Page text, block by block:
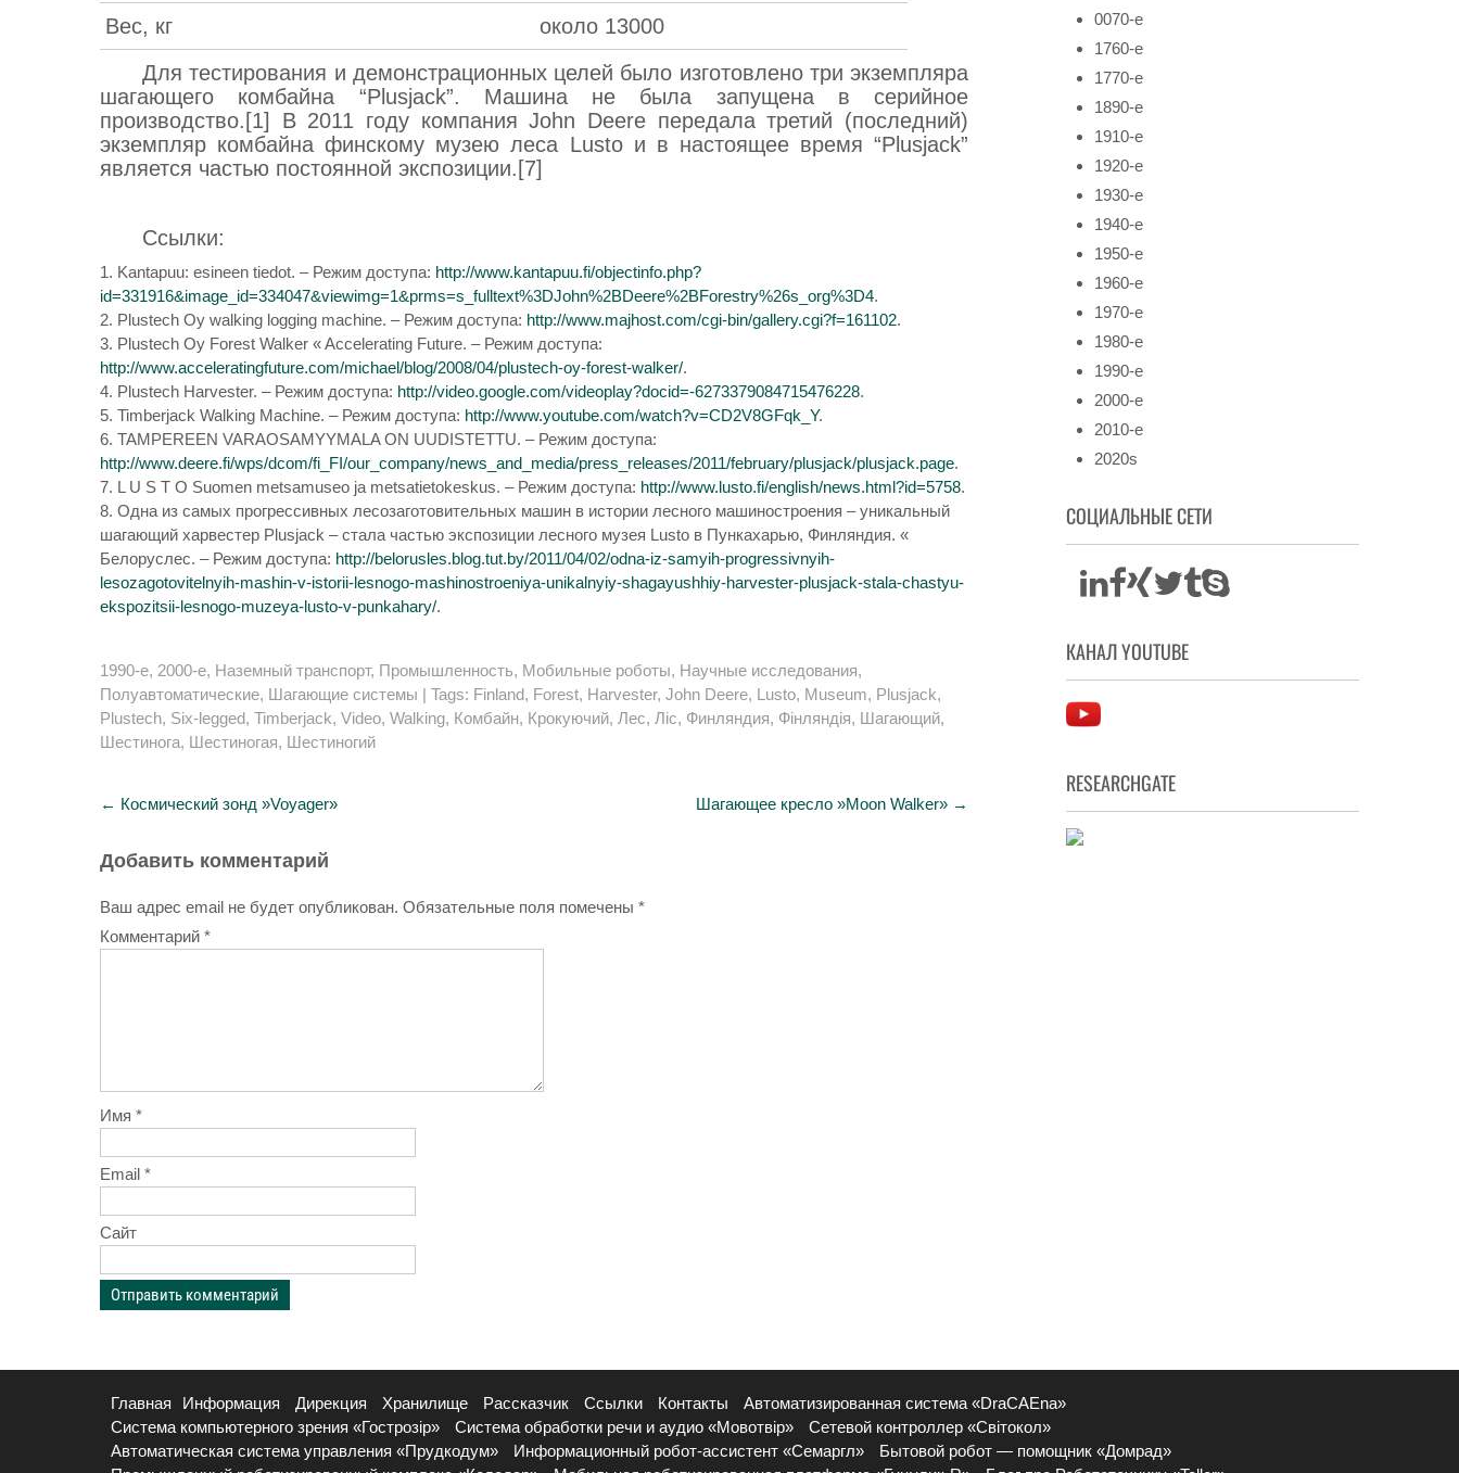
Вес, кг
около 13000
Для тестирования и демонстрационных целей было изготовлено три экземпляра
шагающего комбайна “Plusjack”. Машина не была запущена в серийное
производство.[1] В 2011 году компания John Deere передала третий (последний)
экземпляр комбайна финскому музею леса Lusto и в настоящее время “Plusjack”
является частью постоянной экспозиции.[7]
Ссылки:
1. Kantapuu: esineen tiedot. – Режим доступа: http://www.kantapuu.fi/objectinfo.php?
id=331916&image_id=334047&viewimg=1&prms=s_fulltext%3DJohn%2BDeere%2BForestry%26s_org%3D4.
2. Plustech Oy walking logging machine. – Режим доступа: http://www.majhost.com/cgi-bin/gallery.cgi?f=161102.
3. Plustech Oy Forest Walker « Accelerating Future. – Режим доступа:
http://www.acceleratingfuture.com/michael/blog/2008/04/plustech-oy-forest-walker/.
4. Plustech Harvester. – Режим доступа: http://video.google.com/videoplay?docid=-6273379084715476228.
5. Timberjack Walking Machine. – Режим доступа: http://www.youtube.com/watch?v=CD2V8GFqk_Y.
6. TAMPEREEN VARAOSAMYYMALA ON UUDISTETTU. – Режим доступа:
http://www.deere.fi/wps/dcom/fi_FI/our_company/news_and_media/press_releases/2011/february/plusjack/plusjack.page.
7. L U S T O Suomen metsamuseo ja metsatietokeskus. – Режим доступа: http://www.lusto.fi/english/news.html?id=5758.
8. Одна из самых прогрессивных лесозаготовительных машин в истории лесного машиностроения – уникальный
шагающий харвестер Plusjack – стала частью экспозиции лесного музея Lusto в Пункахарью, Финляндия. «
Белоруслес. – Режим доступа: http://belorusles.blog.tut.by/2011/04/02/odna-iz-samyih-progressivnyih-
lesozagotovitelnyih-mashin-v-istorii-lesnogo-mashinostroeniya-unikalnyiy-shagayushhiy-harvester-plusjack-stala-chastyu-
ekspozitsii-lesnogo-muzeya-lusto-v-punkahary/.
1990-е, 2000-е, Наземный транспорт, Промышленность, Мобильные роботы, Научные исследования,
Полуавтоматические, Шагающие системы | Tags: Finland, Forest, Harvester, John Deere, Lusto, Museum, Plusjack,
Plustech, Six-legged, Timberjack, Video, Walking, Комбайн, Крокуючий, Лес, Ліс, Финляндия, Фінляндія, Шагающий,
Шестинога, Шестиногая, Шестиногий
Post
navigation
← Космический зонд »Voyager» Шагающее кресло »Moon Walker» →
Добавить комментарий
Ваш адрес email не будет опубликован. Обязательные поля помечены *
Комментарий *
Имя *
Email *
Сайт
0070-е
1760-е
1770-е
1890-е
1910-е
1920-е
1930-е
1940-е
1950-е
1960-е
1970-е
1980-е
1990-е
2000-е
2010-е
2020s
СОЦИАЛЬНЫЕ СЕТИ
КАНАЛ YOUTUBE
RESEARCHGATE
Главная Информация Дирекция Хранилище Рассказчик Ссылки Контакты
Автоматизированная система «DraCAEna»
Система компьютерного зрения «Гострозір»
Система обработки речи и аудио «Мовотвір»
Сетевой контроллер «Світокол»
Автоматическая система управления «Прудкодум»
Информационный робот-ассистент «Семаргл»
Бытовой робот — помощник «Домрад»